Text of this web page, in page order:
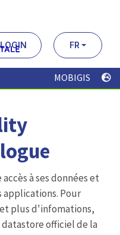
LOGIN FR
MOBIGIS
à ses données et
applications. Pour
plus d'infomations,
datastore officiel de la